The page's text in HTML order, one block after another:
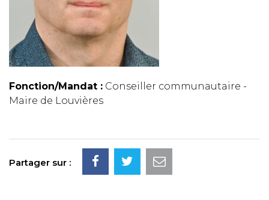
Fonction/Mandat : Conseiller communautaire -
Maire de Louvières
Partager sur :